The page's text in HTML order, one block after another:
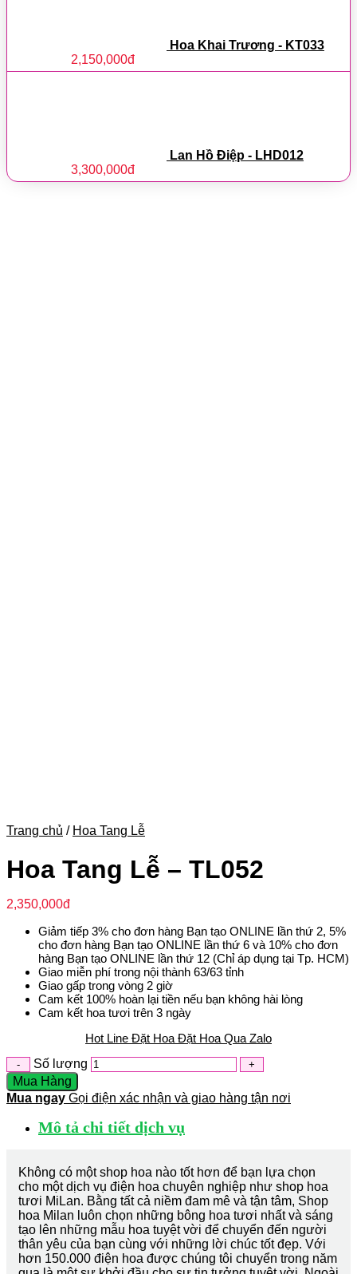
Hoa Khai Trương - KT033
2,150,000đ
Lan Hồ Điệp - LHD012
3,300,000đ
Trang chủ / Hoa Tang Lễ
Hoa Tang Lễ – TL052
2,350,000đ
Giảm tiếp 3% cho đơn hàng Bạn tạo ONLINE lần thứ 2, 5%
cho đơn hàng Bạn tạo ONLINE lần thứ 6 và 10% cho đơn
hàng Bạn tạo ONLINE lần thứ 12 (Chỉ áp dụng tại Tp. HCM)
Giao miễn phí trong nội thành 63/63 tỉnh
Giao gấp trong vòng 2 giờ
Cam kết 100% hoàn lại tiền nếu bạn không hài lòng
Cam kết hoa tươi trên 3 ngày
Hot Line Đặt Hoa Đặt Hoa Qua Zalo
Số lượng
Mua Hàng
Mua ngay Gọi điện xác nhận và giao hàng tận nơi
Mô tả chi tiết dịch vụ
Không có một shop hoa nào tốt hơn để bạn lựa chọn
cho một dịch vụ điện hoa chuyên nghiệp như shop hoa
tươi MiLan. Bằng tất cả niềm đam mê và tận tâm, Shop
hoa Milan luôn chọn những bông hoa tươi nhất và sáng
tạo lên những mẫu hoa tuyệt vời để chuyển đến người
thân yêu của bạn cùng với những lời chúc tốt đẹp. Với
hơn 150.000 điện hoa được chúng tôi chuyển trong năm